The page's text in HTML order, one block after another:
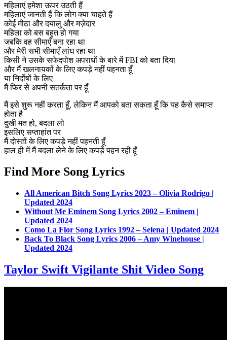
महिलाएं हमेशा ऊपर उठती हैं
महिलाएं जानती हैं कि लोग क्या चाहते हैं
कोई मीठा और दयालु और मज़ेदार
महिला को बस बहुत हो गया
जबकि वह सीमाएँ बना रहा था
और मेरी सभी सीमाएँ लांघ रहा था
किसी ने उसके सफेदपोश अपराधों के बारे में FBI को बता दिया
और मैं खलनायकों के लिए कपड़े नहीं पहनता हूँ
या निर्दोषों के लिए
मैं फिर से अपनी सतर्कता पर हूँ
मैं इसे शुरू नहीं करता हूँ, लेकिन मैं आपको बता सकता हूँ कि यह कैसे समाप्त
होता है
दुखी मत हो, बदला लो
इसलिए सप्ताहांत पर
मैं दोस्तों के लिए कपड़े नहीं पहनती हूँ
हाल ही में मैं बदला लेने के लिए कपड़े पहन रही हूँ
Find More Song Lyrics
All American Bitch Song Lyrics 2023 – Olivia Rodrigo |
Updated 2024
Without Me Eminem Song Lyrics 2002 – Eminem |
Updated 2024
Como La Flor Song Lyrics 1992 – Selena | Updated 2024
Back To Black Song Lyrics 2006 – Amy Winehouse |
Updated 2024
Taylor Swift Vigilante Shit Video Song